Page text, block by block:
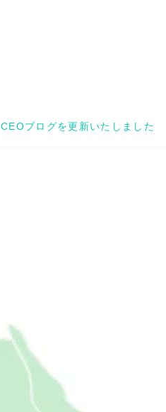
CEOブログを更新いたしました